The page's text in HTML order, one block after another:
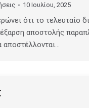
10 Ιουλίου, 2025
ότι το τελευταίο
έξαρση αποστολής